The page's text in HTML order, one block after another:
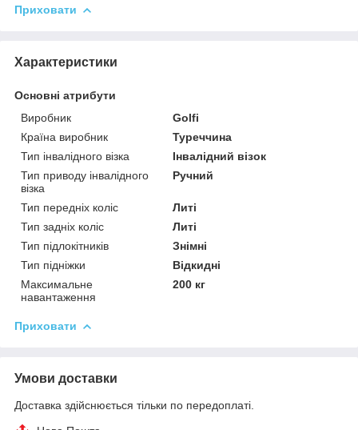
Приховати
Характеристики
Основні атрибути
Виробник
Golfi
Країна виробник
Туреччина
Тип інвалідного візка
Інвалідний візок
Тип приводу інвалідного
візка
Ручний
Тип передніх коліс
Литі
Тип задніх коліс
Литі
Тип підлокітників
Знімні
Тип підніжки
Відкидні
Максимальне
навантаження
200 кг
Приховати
Умови доставки
Доставка здійснюється тільки по передоплаті.